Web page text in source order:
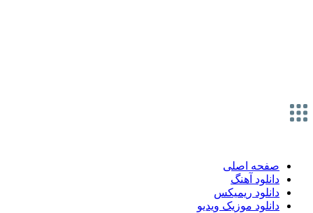
صفحه اصلی
دانلود آهنگ
دانلود ریمیکس
دانلود موزیک ویدیو